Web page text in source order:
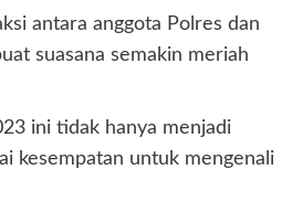
antara anggota Polres dan
suasana semakin meriah
ini tidak hanya menjadi
kesempatan untuk mengenali